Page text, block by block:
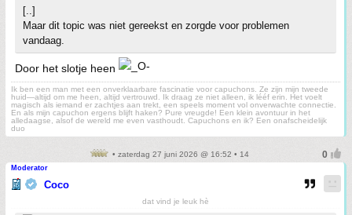
[..]
Maar dit topic was niet gereekst en zorgde voor problemen
vandaag.
Door het slotje heen
Ik ben een man met een onverklaarbare fascinatie voor capuchons. Ze zijn mijn tweede
huid—altijd om me heen, altijd vertrouwd. Ik draag ze niet alleen, ik lééf erin. Het voelt
magisch als iemand er zachtjes aan trekt, een speels moment vol onverwachte connectie.
En als mijn capuchon ergens blijft haken? Pure vreugde! Een klein avontuur in het
alledaagse, alsof de wereld me even vasthoudt. Capuchons en ik? Een onafscheidelijk
duo
• zaterdag 27 juni 2026 @ 16:52 • 14
Moderator
Coco
dat vind je leuk hè